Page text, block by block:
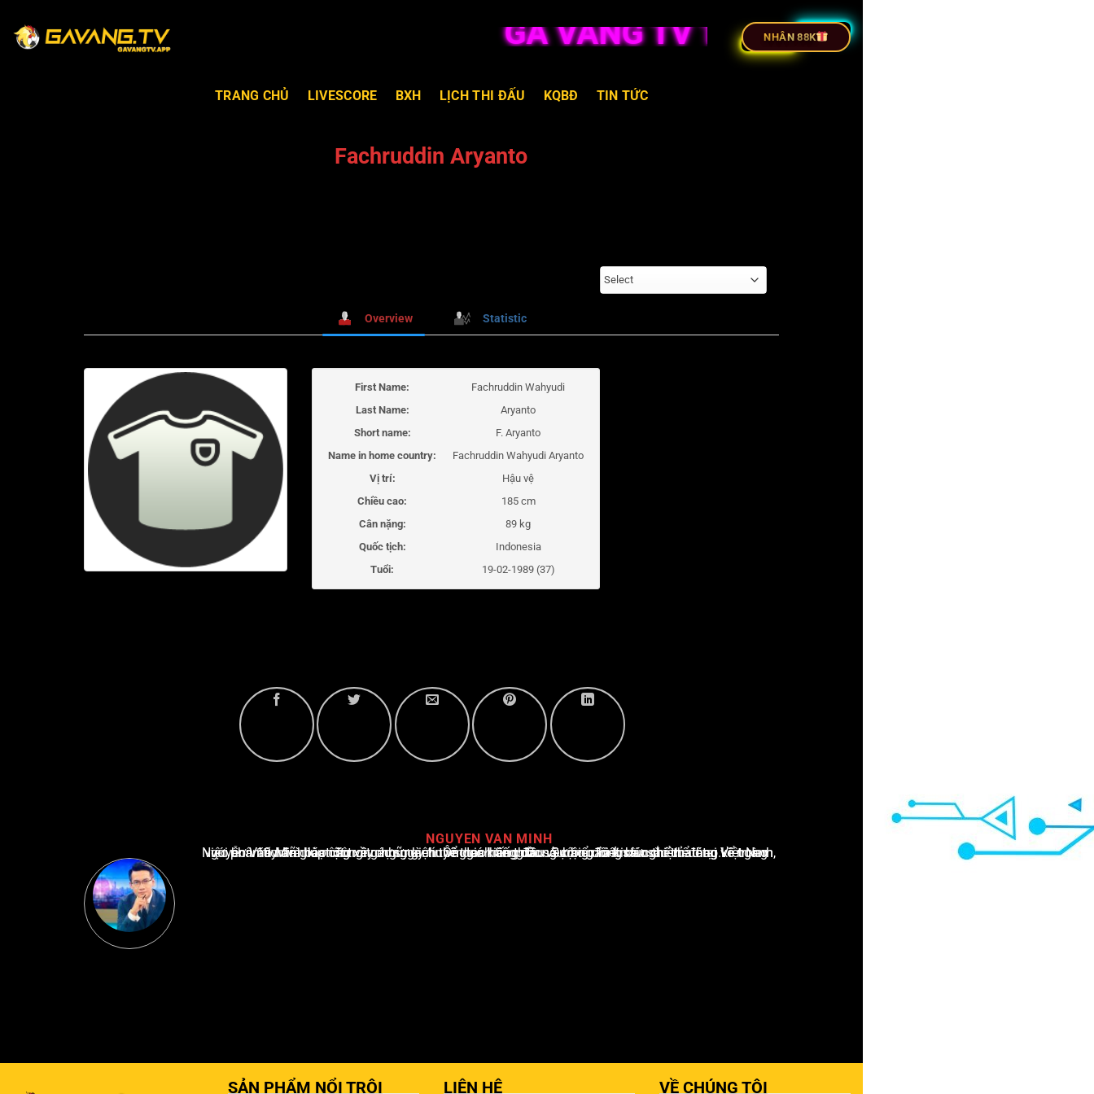
GÀ VÀNG TV TRỰC TIẾP BÓNG ĐÁ
NHÂN 88K
TRANG CHỦ LIVESCORE BXH LỊCH THI ĐẤU KQBĐ TIN TỨC
Fachruddin Aryanto
Select
Overview Statistic
First Name:
Fachruddin Wahyudi
Last Name:
Aryanto
Short name:
F. Aryanto
Name in home country:
Fachruddin Wahyudi Aryanto
Vị trí:
Hậu vệ
Chiều cao:
185 cm
Cân nặng:
89 kg
Quốc tịch:
Indonesia
Tuổi:
19-02-1989 (37)
NGUYEN VAN MINH
Nguyễn Văn Minh là một trong những chuyên gia hàng đầu về báo cáo tin tức thể thao tại Việt Nam, với hơn 10 năm hoạt động trong ngành. Ông có kiến thức sâu rộng và kinh nghiệm đáng kể trong việc phân tích và báo cáo về các sự kiện thể thao hàng đầu. Sự hiểu biết sâu sắc của ông về ngành này đã giúp ông xây dựng uy tín và danh tiếng trong cộng đồng báo chí thể thao.
SẢN PHẨM NỔI TRỘI LIÊN HỆ VỀ CHÚNG TÔI